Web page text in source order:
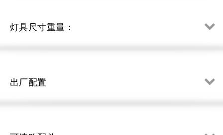
灯具尺寸重量：
出厂配置